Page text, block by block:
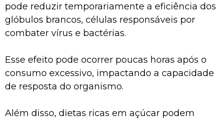
pode reduzir temporariamente a eficiência dos
glóbulos brancos, células responsáveis por
combater vírus e bactérias.
Esse efeito pode ocorrer poucas horas após o
consumo excessivo, impactando a capacidade
de resposta do organismo.
Além disso, dietas ricas em açúcar podem